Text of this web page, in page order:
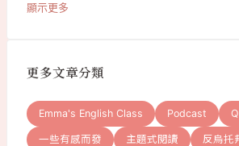
顯示更多
更多文章分類
Emma's English Class Podcast
一些有感而發 主題式閱讀 反烏托